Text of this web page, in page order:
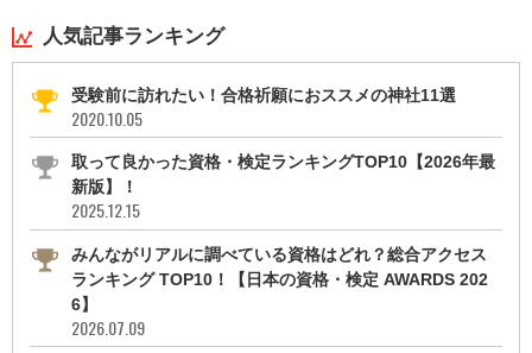
人気記事ランキング
受験前に訪れたい！合格祈願におススメの神社11選
2020.10.05
取って良かった資格・検定ランキングTOP10【2026年最
新版】！
2025.12.15
みんながリアルに調べている資格はどれ？総合アクセス
ランキング TOP10！【日本の資格・検定 AWARDS 202
6】
2026.07.09